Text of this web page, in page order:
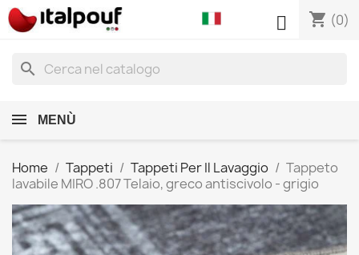
shopping_cart (0)

search
MENÙ
Home Tappeti Tappeti Per Il Lavaggio
Tappeto
lavabile MIRO .807 Telaio, greco antiscivolo - grigio